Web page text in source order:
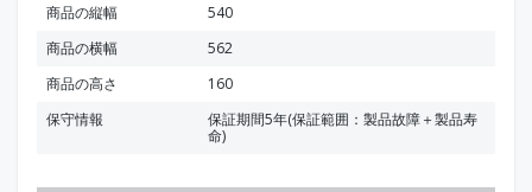
商品の縦幅
540
商品の横幅
562
商品の高さ
160
保守情報
保証期間5年(保証範囲：製品故障＋製品寿
命)